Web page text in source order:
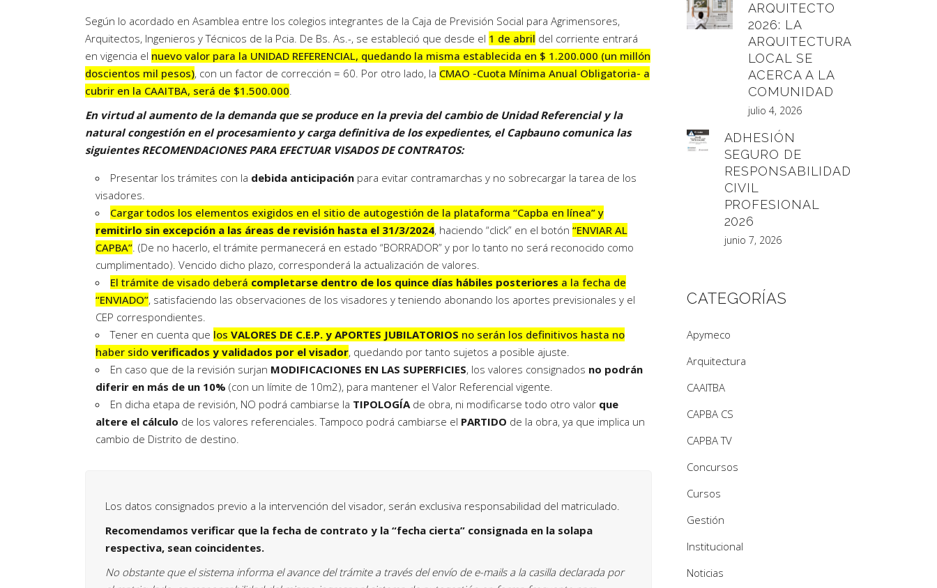
Según lo acordado en Asamblea entre los colegios integrantes de la Caja de Previsión Social para Agrimensores,
Arquitectos, Ingenieros y Técnicos de la Pcia. De Bs. As.-, se estableció que desde el 1 de abril del corriente entrará
en vigencia el nuevo valor para la UNIDAD REFERENCIAL, quedando la misma establecida en $ 1.200.000 (un millón
doscientos mil pesos), con un factor de corrección = 60. Por otro lado, la CMAO -Cuota Mínima Anual Obligatoria- a
cubrir en la CAAITBA, será de $1.500.000
En virtud al aumento de la demanda que se produce en la previa del cambio de Unidad Referencial y la
natural congestión en el procesamiento y carga definitiva de los expedientes, el Capbauno comunica las
siguientes RECOMENDACIONES PARA EFECTUAR VISADOS DE CONTRATOS:
Presentar los trámites con la debida anticipación para evitar contramarchas y no sobrecargar la tarea de los
visadores.
Cargar todos los elementos exigidos en el sitio de autogestión de la plataforma “Capba en línea” y
remitirlo sin excepción a las áreas de revisión hasta el 31/3/2024, haciendo “click” en el botón “ENVIAR AL
CAPBA” . (De no hacerlo, el trámite permanecerá en estado “BORRADOR” y por lo tanto no será reconocido como
cumplimentado). Vencido dicho plazo, corresponderá la actualización de valores.
El trámite de visado deberá completarse dentro de los quince días hábiles posteriores a la fecha de
“ENVIADO”, satisfaciendo las observaciones de los visadores y teniendo abonando los aportes previsionales y el
CEP correspondientes.
Tener en cuenta que los VALORES DE C.E.P. y APORTES JUBILATORIOS no serán los definitivos hasta no
haber sido verificados y validados por el visador, quedando por tanto sujetos a posible ajuste.
En caso que de la revisión surjan MODIFICACIONES EN LAS SUPERFICIES, los valores consignados no podrán
diferir en más de un 10% (con un límite de 10m2), para mantener el Valor Referencial vigente.
En dicha etapa de revisión, NO podrá cambiarse la TIPOLOGÍA de obra, ni modificarse todo otro valor que
altere el cálculo de los valores referenciales. Tampoco podrá cambiarse el PARTIDO de la obra, ya que implica un
cambio de Distrito de destino.
Los datos consignados previo a la intervención del visador, serán exclusiva responsabilidad del matriculado.
Recomendamos verificar que la fecha de contrato y la “fecha cierta” consignada en la solapa
respectiva, sean coincidentes.
No obstante que el sistema informa el avance del trámite a través del envío de e-mails a la casilla declarada por
ARQUITECTO
2026: LA
ARQUITECTURA
LOCAL SE
ACERCA A LA
COMUNIDAD
julio 4, 2026
ADHESIÓN
SEGURO DE
RESPONSABILIDAD
CIVIL
PROFESIONAL
2026
junio 7, 2026
CATEGORÍAS
Apymeco
Arquitectura
CAAITBA
CAPBA CS
CAPBA TV
Concursos
Cursos
Gestión
Institucional
Noticias